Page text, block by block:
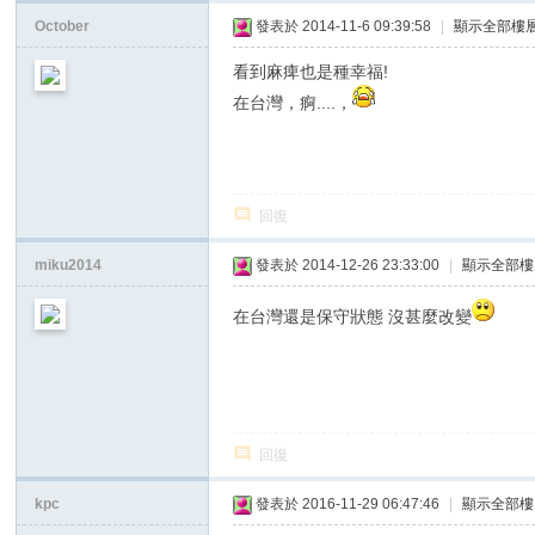
October 發表於 2014-11-6 09:39:58 顯示全部樓
看到麻痺也是種幸福!
在台灣，痾....，
回復
miku2014 發表於 2014-12-26 23:33:00 顯示全部
在台灣還是保守狀態 沒甚麼改變
回復
kpc 發表於 2016-11-29 06:47:46 顯示全部